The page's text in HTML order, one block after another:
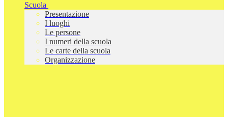
Scuola
Presentazione
I luoghi
Le persone
I numeri della scuola
Le carte della scuola
Organizzazione